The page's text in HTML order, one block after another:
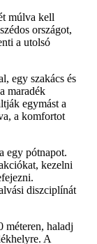
múlva kell
országot,
a utolsó
egy szakács és
maradék
egymást a
a komfortot
egy pótnapot.
kezelni
diszciplínát
méteren, haladj
A